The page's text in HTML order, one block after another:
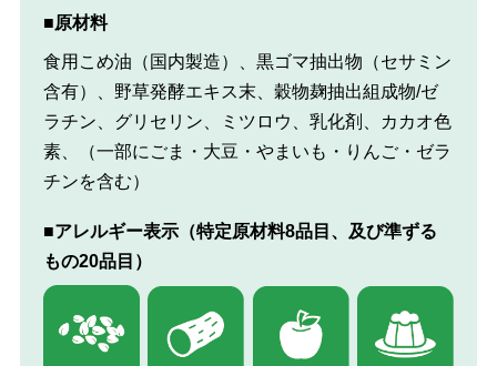
■原材料
食用こめ油（国内製造）、黒ゴマ抽出物（セサミン
含有）、野草発酵エキス末、穀物麹抽出組成物/ゼ
ラチン、グリセリン、ミツロウ、乳化剤、カカオ色
素、（一部にごま・大豆・やまいも・りんご・ゼラ
チンを含む）
■アレルギー表示（特定原材料8品目、及び準ずる
もの20品目）